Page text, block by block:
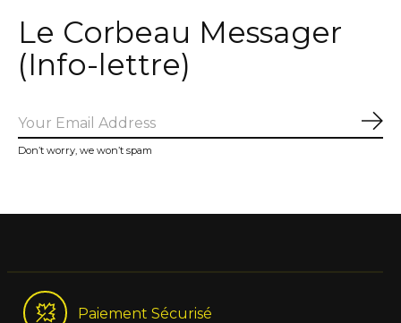
Le Corbeau Messager
(Info-lettre)
Don’t worry, we won’t spam
Paiement Sécurisé